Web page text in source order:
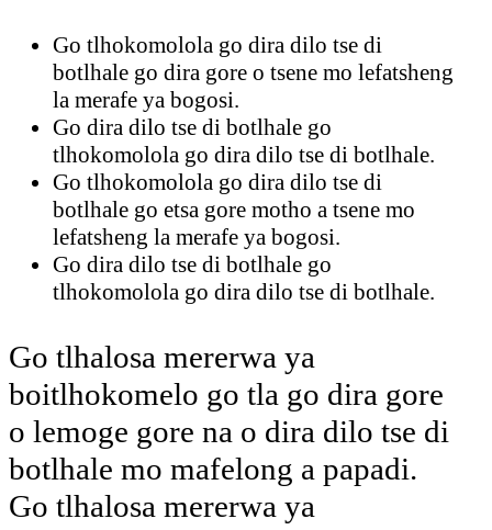
Go tlhokomolola go dira dilo tse di
botlhale go dira gore o tsene mo lefatsheng
la merafe ya bogosi.
Go dira dilo tse di botlhale go
tlhokomolola go dira dilo tse di botlhale.
Go tlhokomolola go dira dilo tse di
botlhale go etsa gore motho a tsene mo
lefatsheng la merafe ya bogosi.
Go dira dilo tse di botlhale go
tlhokomolola go dira dilo tse di botlhale.
Go tlhalosa mererwa ya
boitlhokomelo go tla go dira gore
o lemoge gore na o dira dilo tse di
botlhale mo mafelong a papadi.
Go tlhalosa mererwa ya